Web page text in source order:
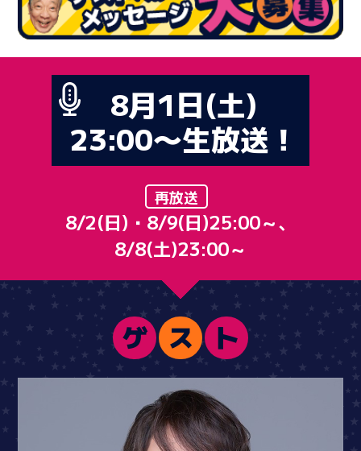
8月1日(土)
23:00〜生放送！
再放送
8/2(日)・8/9(日)25:00～、
8/8(土)23:00～
ゲ ス ト